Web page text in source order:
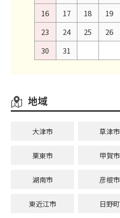
16
17 18 19
23
24 25 26
30
31
地域
大津市 草津市
栗東市 甲賀市
湖南市 彦根市
東近江市 日野町